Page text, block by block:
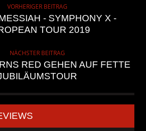
VORHERIGER BEITRAG
- SYMPHONY X -
TOUR 2019
NÄCHSTER BEITRAG
RED GEHEN AUF FETTE